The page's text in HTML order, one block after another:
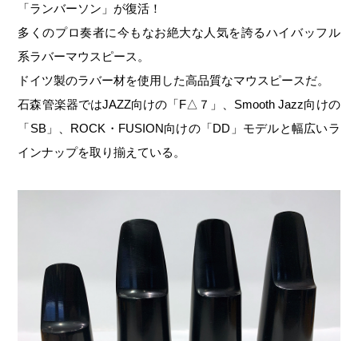
「ランバーソン」が復活！
多くのプロ奏者に今もなお絶大な人気を誇るハイバッフル
系ラバーマウスピース。
ドイツ製のラバー材を使用した高品質なマウスピースだ。
石森管楽器ではJAZZ向けの「F△７」、Smooth Jazz向けの
「SB」、ROCK・FUSION向けの「DD」モデルと幅広いラ
インナップを取り揃えている。